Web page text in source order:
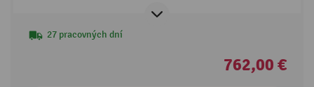
27 pracovných dní
762,00 €